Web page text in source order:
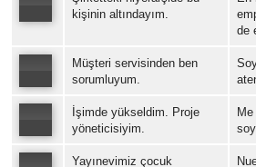
/00:04
kişinin altındayım.
de
Müşteri servisinden ben
sorumluyum.
İşimde yükseldim. Proje
yöneticisiyim.
Yayınevimiz çocuk